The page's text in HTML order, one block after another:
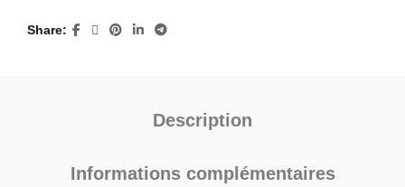
Share
Description
Informations complémentaires